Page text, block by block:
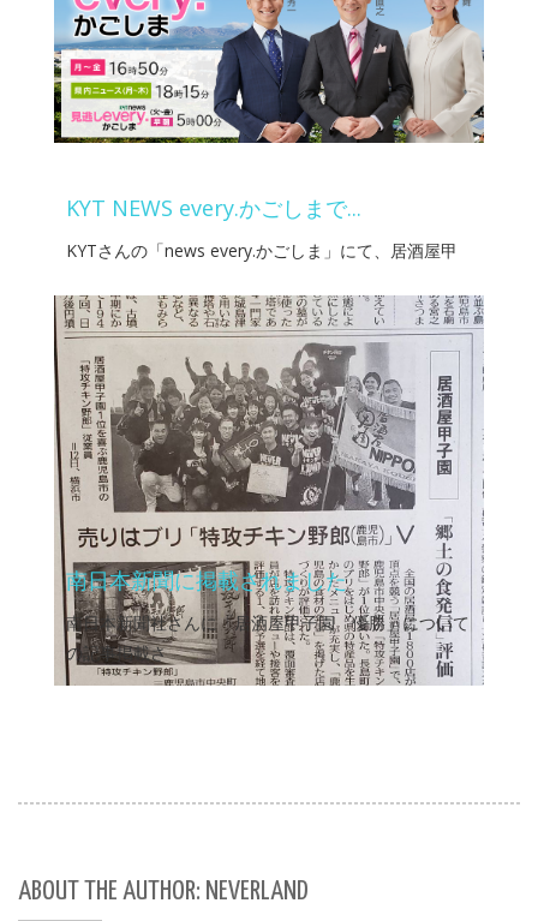
KYT NEWS every.かごしまで...
KYTさんの「news every.かごしま」にて、居酒屋甲
南日本新聞に掲載されました
南日本新聞社さんに「居酒屋甲子園 優勝」について
の記事掲載さ
ABOUT THE AUTHOR: NEVERLAND